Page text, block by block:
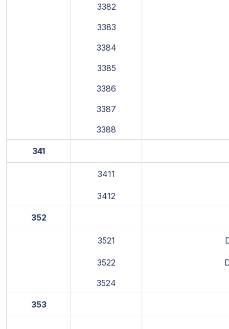
3382
3383
3384
3385
3386
3387
3388
341
3411
3412
352
3521
3522
3524
353